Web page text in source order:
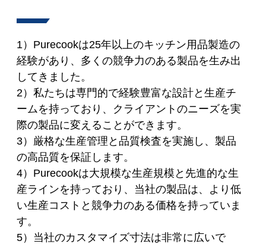
1）Purecookは25年以上のキッチン用品製造の
経験があり、多くの競争力のある製品を生み出
してきました。
2）私たちは専門的で経験豊富な設計と生産チ
ームを持っており、クライアントのニーズを実
際の製品に変えることができます。
3）厳格な生産管理と品質検査を実施し、製品
の高品質を保証します。
4）Purecookは大規模な生産規模と先進的な生
産ラインを持っており、当社の製品は、より低
い生産コストと競争力のある価格を持っていま
す。
5）当社のカスタマイズ寸法は非常に広いで